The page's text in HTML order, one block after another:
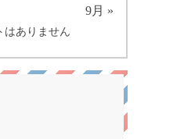
9月 »
はありません